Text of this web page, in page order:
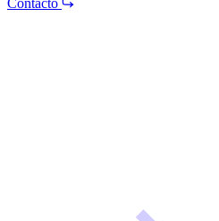
Contacto